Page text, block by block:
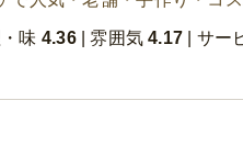
味 4.36 雰囲気 4.17 サー